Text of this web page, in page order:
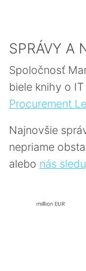
SPRÁVY A
Spoločnosť
biele knihy o
Procurement
Najnovšie
nepriame
alebo nás